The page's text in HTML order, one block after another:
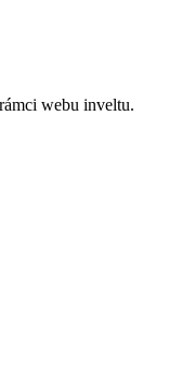
webu inveltu.